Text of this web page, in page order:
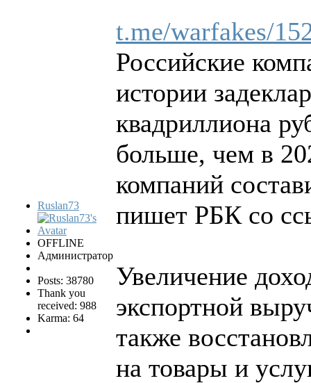
Ruslan73
OFFLINE
Администратор
Posts: 38780
Thank you
received: 988
Karma: 64
t.me/warfakes/
Российские
истории
квадриллиона
больше, чем в
компаний
пишет РБК со
Увеличение
экспортной
также
на товары и